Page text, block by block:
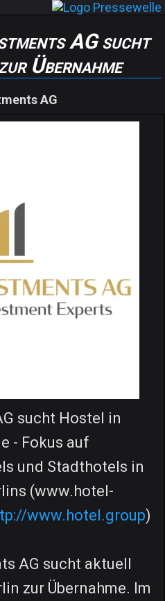
AG sucht
Übernahme
AG
sucht Hostel in
- Fokus auf
und Stadthotels in
(www.hotel-
www.hotel.group)
AG sucht aktuell
zur Übernahme. Im